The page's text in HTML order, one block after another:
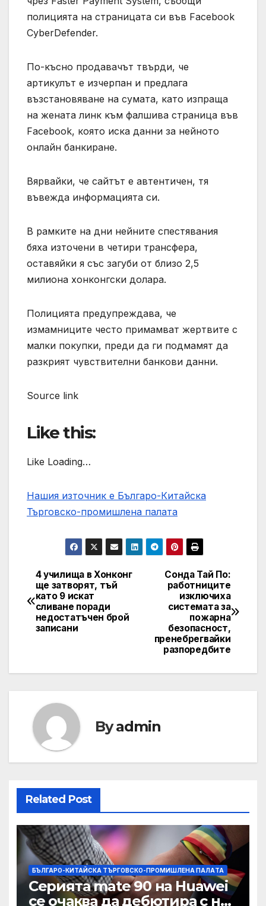
полицията на страницата си във Facebook
CyberDefender.
По-късно продавачът твърди, че
артикулът е изчерпан и предлага
възстановяване на сумата, като изпраща
на жената линк към фалшива страница във
Facebook, която иска данни за нейното
онлайн банкиране.
Вярвайки, че сайтът е автентичен, тя
въвежда информацията си.
В рамките на дни нейните спестявания
бяха източени в четири трансфера,
оставяйки я със загуби от близо 2,5
милиона хонконгски долара.
Полицията предупреждава, че
измамниците често примамват жертвите с
малки покупки, преди да ги подмамят да
разкрият чувствителни банкови данни.
Source link
Like this:
Like Loading…
Нашия източник е Българо-Китайска
Търговско-промишлена палaта
Post
navigation
Сонда Тай По:
работниците
изключиха
системата за
пожарна
безопасност,
пренебрегвайки
разпоредбите
4 училища в Хонконг
ще затворят, тъй
като 9 искат
сливане поради
недостатъчен брой
записани
Byadmin
Related Post
БЪЛГАРО-КИТАЙСКА ТЪРГОВСКО-ПРОМИШЛЕНА ПАЛAТА
Серията mate 90 на Huawei
се очаква да дебютира с нов